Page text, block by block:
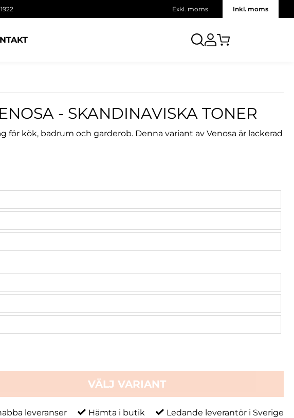
Exkl. moms Inkl. moms
- SKANDINAVISKA TONER
för kök, badrum och garderob. Denna variant av Venosa är lackerad
VÄLJ VARIANT
leveranser Hämta i butik Ledande leverantör i Sverige